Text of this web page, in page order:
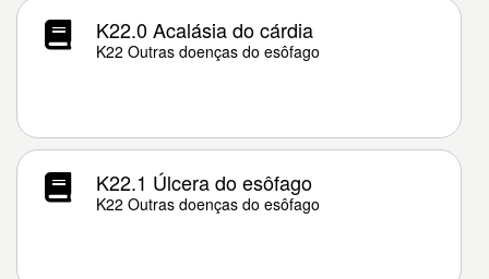
K22.0 Acalásia do cárdia
K22 Outras doenças do esôfago
K22.1 Úlcera do esôfago
K22 Outras doenças do esôfago